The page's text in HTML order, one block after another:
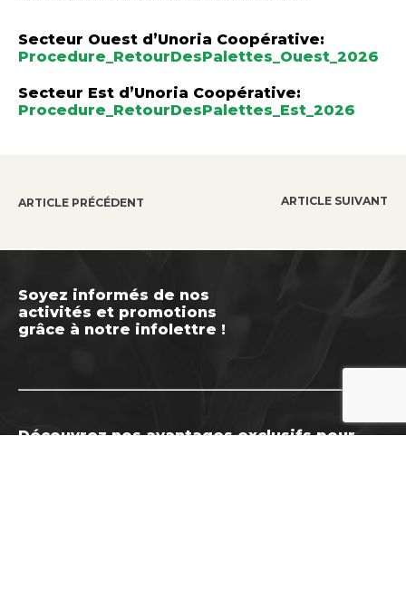
Secteur Ouest d’Unoria Coopérative:
Procedure_RetourDesPalettes_Ouest_2026
Secteur Est d’Unoria Coopérative:
Procedure_RetourDesPalettes_Est_2026
ARTICLE PRÉCÉDENT ARTICLE SUIVANT
Soyez informés de nos
activités et promotions
grâce à notre infolettre !
Découvrez nos avantages exclusifs pour